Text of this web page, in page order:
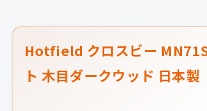
Hotfield クロスビー
ト 木目ダークウッド 日本製